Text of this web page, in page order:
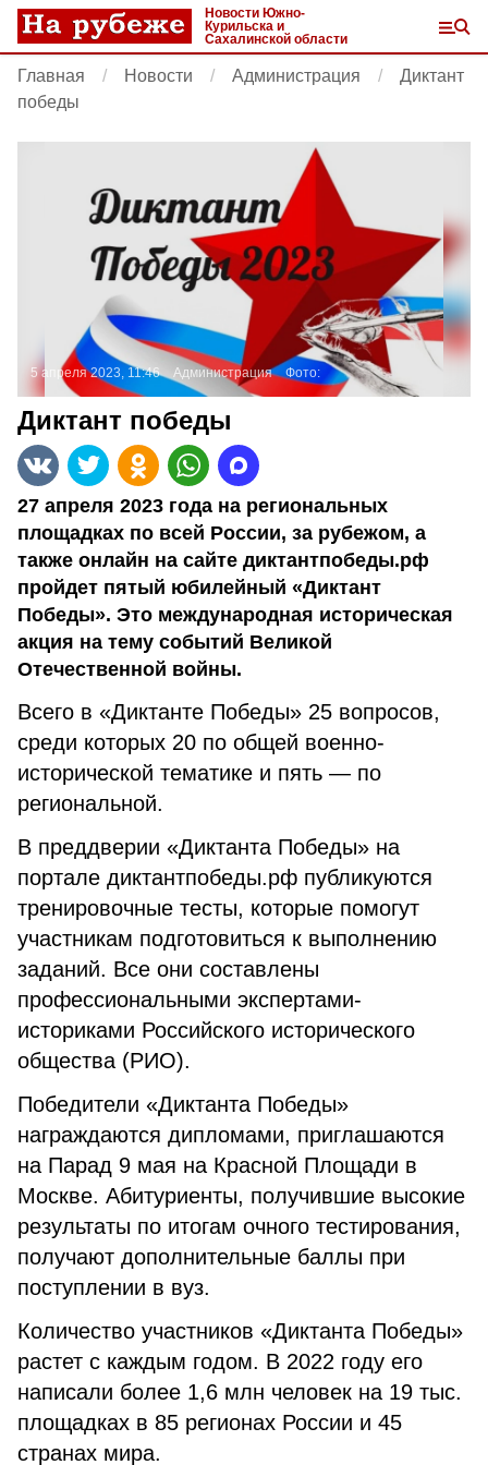
Новости Южно-
Курильска и
Сахалинской области
Главная Новости Администрация
Диктант
победы
5 апреля 2023, 11:46 Администрация Фото:
Диктант победы
27 апреля 2023 года на региональных
площадках по всей России, за рубежом, а
также онлайн на сайте диктантпобеды.рф
пройдет пятый юбилейный «Диктант
Победы». Это международная историческая
акция на тему событий Великой
Отечественной войны.
Всего в «Диктанте Победы» 25 вопросов,
среди которых 20 по общей военно-
исторической тематике и пять — по
региональной.
В преддверии «Диктанта Победы» на
портале диктантпобеды.рф публикуются
тренировочные тесты, которые помогут
участникам подготовиться к выполнению
заданий. Все они составлены
профессиональными экспертами-
историками Российского исторического
общества (РИО).
Победители «Диктанта Победы»
награждаются дипломами, приглашаются
на Парад 9 мая на Красной Площади в
Москве. Абитуриенты, получившие высокие
результаты по итогам очного тестирования,
получают дополнительные баллы при
поступлении в вуз.
Количество участников «Диктанта Победы»
растет с каждым годом. В 2022 году его
написали более 1,6 млн человек на 19 тыс.
площадках в 85 регионах России и 45
странах мира.